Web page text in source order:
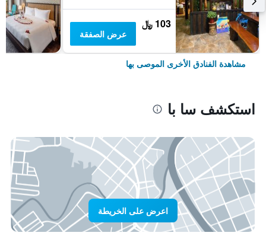
103 ﷼
عرض الصفقة
مشاهدة الفنادق الأخرى الموصى بها
استكشف سا با
اعرض على الخريطة